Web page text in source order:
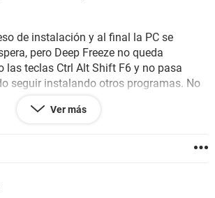
de instalación y al final la PC se
pero Deep Freeze no queda
las teclas Ctrl Alt Shift F6 y no pasa
seguir instalando otros programas. No
Ver más